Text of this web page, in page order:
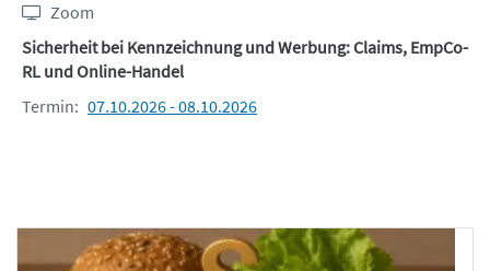
Zoom
Sicherheit bei Kennzeichnung und Werbung: Claims, EmpCo-
RL und Online-Handel
Termin: 07.10.2026 - 08.10.2026